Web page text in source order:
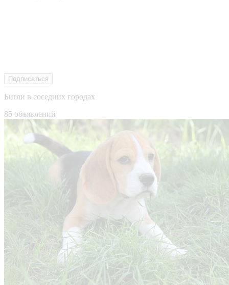
Подписаться
Бигли в соседних городах
85 объявлений